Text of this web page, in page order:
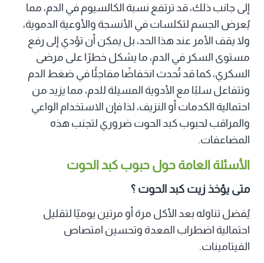
إلى جانب ذلك، قد ترتفع نسبة الكالسيوم في الدم، مما
يُعرض الجسم لتكلسات في الأنسجة والأوعية الدموية،
ولا يقف الأمر عند هذا الحد، بل يمكن أن تؤدي إلى رفع
مستوى السكر في الدم، ما يشكل خطرًا على مرضى
السكري، كما قد تُحدث انخفاضًا مفاجئًا في ضغط الدم
وتتفاعل سلبًا مع الأدوية المسيلة للدم، مما يزيد من
احتمالية الكدمات أو النزيف، لذا فإن الاستخدام الواعي
والمراقب لحبوب كبد الحوت ضروري لتجنب هذه
المضاعفات.
الأسئلة العامة حول حبوب كبد الحوت
متى يؤخذ زيت كبد الحوت ؟
يُفضل تناوله بعد الأكل مرة أو مرتين يوميًا لتقليل
احتمالية اضطراب المعدة وتحسين امتصاص
الفيتامينات.